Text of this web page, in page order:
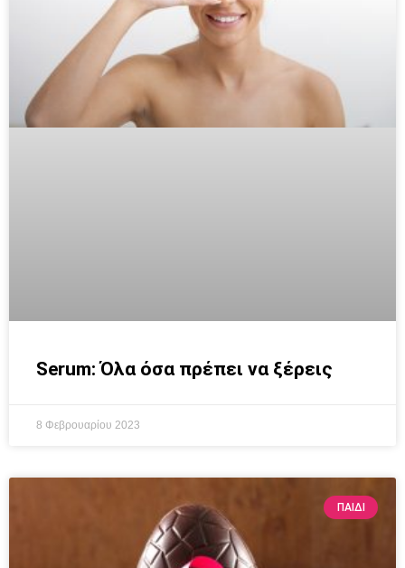
Serum: Όλα όσα πρέπει να ξέρεις
8 Φεβρουαρίου 2023
ΠΑΙΔΊ